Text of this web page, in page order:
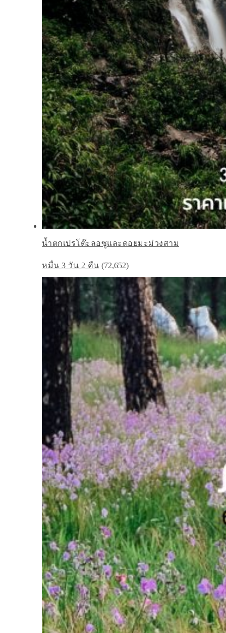
น้ำตกเปรโต๊ะลอซูและดอยมะม่วงสาม
หมื่น 3 วัน 2 คืน (72,652)